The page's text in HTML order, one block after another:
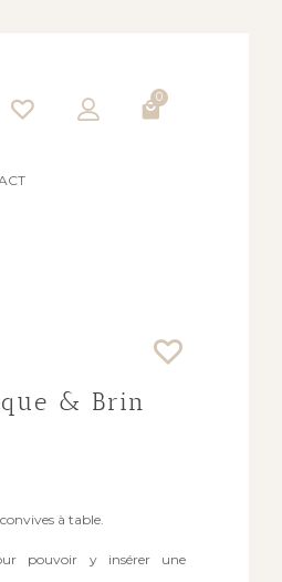
0
& Brin
à table.
pouvoir y insérer une